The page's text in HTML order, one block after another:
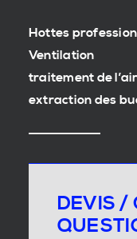
Hottes
Ventilation
traitement de l’air
extraction des
DEVIS /